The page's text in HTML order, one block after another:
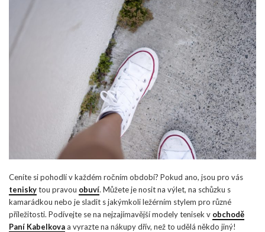
Ceníte si pohodlí v každém ročním období? Pokud ano, jsou pro vás
teniskytou pravou obuví. Můžete je nosit na výlet, na schůzku s
kamarádkou nebo je sladit s jakýmkoli ležérním stylem pro různé
příležitosti. Podívejte se na nejzajímavější modely tenisek v obchodě
Paní Kabelkovaa vyrazte na nákupy dřív, než to udělá někdo jiný!